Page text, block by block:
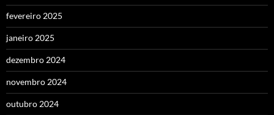
fevereiro 2025
janeiro 2025
dezembro 2024
novembro 2024
outubro 2024